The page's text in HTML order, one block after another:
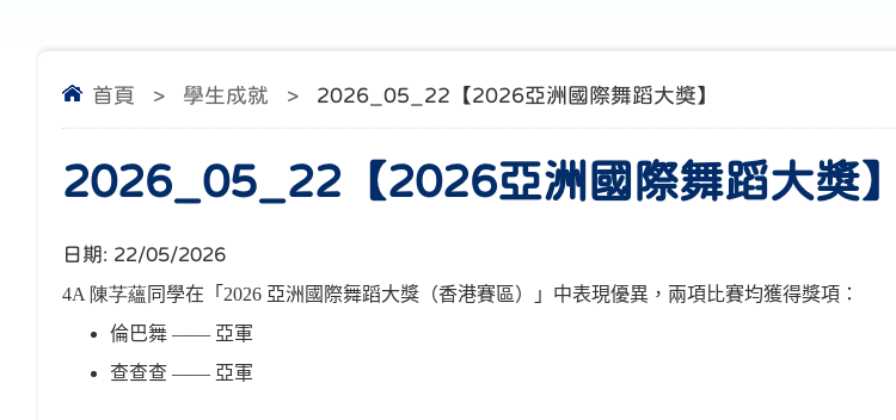
首頁 > 學生成就 > 2026_05_22【2026亞洲國際舞蹈大獎】
2026_05_22【2026亞洲國際舞蹈大獎】
日期: 22/05/2026
4A 陳芓蘊同學在「 2026 亞洲國際舞蹈大獎（香港賽區）」中表現優異，兩項比賽均獲得獎項：
倫巴舞 —— 亞軍
查查查 —— 亞軍